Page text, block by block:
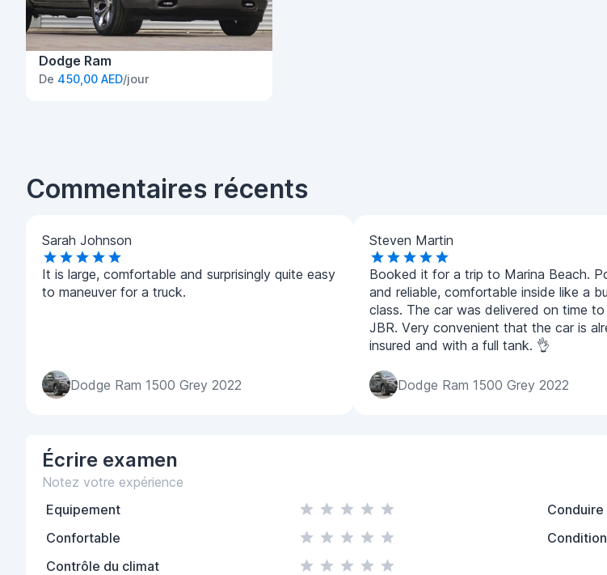
Dodge Ram
De 450,00 AED/jour
Commentaires récents
Sarah Johnson
It is large, comfortable and surprisingly quite easy
to maneuver for a truck.
Dodge Ram 1500 Grey 2022
Steven Martin
Booked it for a trip to Marina Beach.
and reliable, comfortable inside like a
class. The car was delivered on time
JBR. Very convenient that the car is
insured and with a full tank. 👌
Dodge Ram 1500 Grey 2022
Écrire examen
Notez votre expérience
Equipement
Confortable
Contrôle du climat
Conduire
Condition